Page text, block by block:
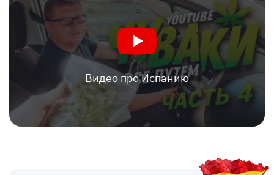
Видео про Испанию